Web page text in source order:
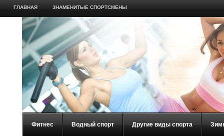
ГЛАВНАЯ ЗНАМЕНИТЫЕ СПОРТСМЕНЫ
Фитнес Водный спорт Другие виды спорта